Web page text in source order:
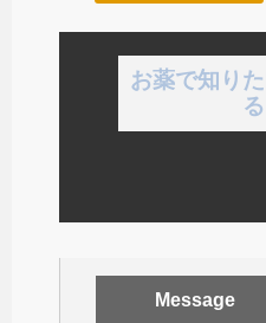
お薬で知り
る
Message